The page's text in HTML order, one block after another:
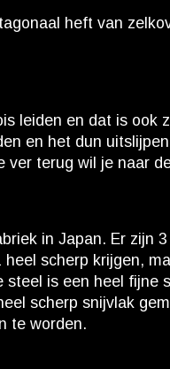
heft van
leiden en dat is ook
en het dun
ver terug wil je naar
in Japan. Er zijn
scherp krijgen,
is een heel fijne
scherp snijvlak
te worden.